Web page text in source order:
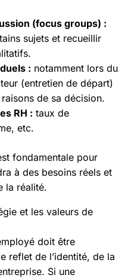
(focus groups) :
sujets et recueillir
: notamment lors du
(entretien de départ)
de sa décision.
RH : taux de
etc.
fondamentale pour
à des besoins réels et
la réalité.
et les valeurs de
doit être
reflet de l’identité, de la
Si une